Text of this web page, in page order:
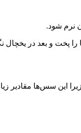
نرم شود.
پخت و بعد در یخچال
این سس‌ها مقادیر